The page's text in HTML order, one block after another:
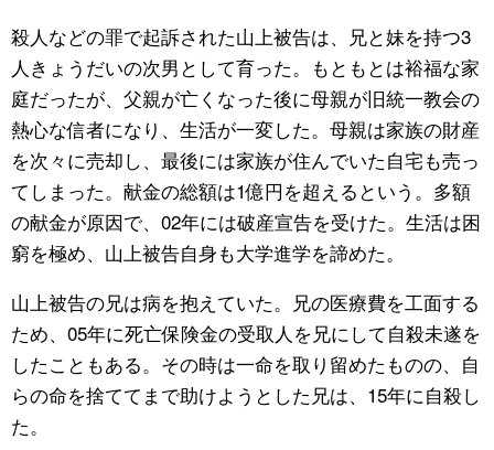
殺人などの罪で起訴された山上被告は、兄と妹を持つ3
人きょうだいの次男として育った。もともとは裕福な家
庭だったが、父親が亡くなった後に母親が旧統一教会の
熱心な信者になり、生活が一変した。母親は家族の財産
を次々に売却し、最後には家族が住んでいた自宅も売っ
てしまった。献金の総額は1億円を超えるという。多額
の献金が原因で、02年には破産宣告を受けた。生活は困
窮を極め、山上被告自身も大学進学を諦めた。
山上被告の兄は病を抱えていた。兄の医療費を工面する
ため、05年に死亡保険金の受取人を兄にして自殺未遂を
したこともある。その時は一命を取り留めたものの、自
らの命を捨ててまで助けようとした兄は、15年に自殺し
た。